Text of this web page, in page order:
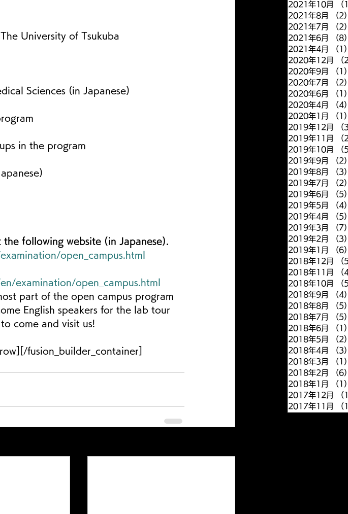
University of Tsukuba
Sciences (in Japanese)
in the program
following website (in Japanese).
open_campus.html
examination/open_campus.html
part of the open campus program
English speakers for the lab tour
come and visit us!
fusion_builder_container]
2021年10月
（
2021年8月
（2
2021年7月
（2
2021年6月
（8
2021年4月
（1
2020年12月
（
2020年9月
（1
2020年7月
（2
2020年6月
（1
2020年4月
（4
2020年1月
（1
2019年12月
（
2019年11月
（
2019年10月
（
2019年9月
（2
2019年8月
（3
2019年7月
（2
2019年6月
（5
2019年5月
（4
2019年4月
（5
2019年3月
（7
2019年2月
（3
2019年1月
（6
2018年12月
（
2018年11月
（
2018年10月
（
2018年9月
（4
2018年8月
（5
2018年7月
（5
2018年6月
（1
2018年5月
（2
2018年4月
（3
2018年3月
（1
2018年2月
（6
2018年1月
（1
2017年12月
（
2017年11月
（